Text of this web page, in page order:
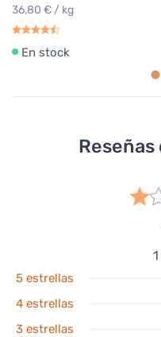
36,80 € / kg
En stock
1
5 estrellas
4 estrellas
3 estrellas